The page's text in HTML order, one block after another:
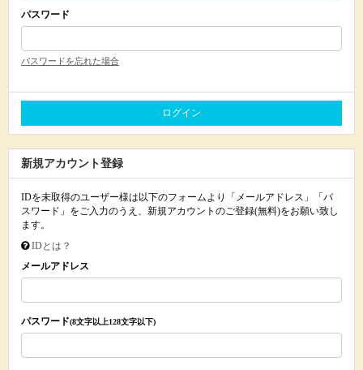
パスワード
パスワードを忘れた場合
新規アカウント登録
IDを未取得のユーザー様は以下のフォームより「メールアドレス」「パ
スワード」をご入力のうえ、新規アカウントのご登録(無料)をお願い致し
ます。
IDとは？
メールアドレス
パスワード(8文字以上128文字以下)